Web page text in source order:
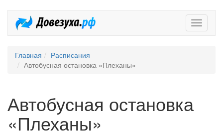
Главная
Расписания
Автобусная остановка «Плеханы»
Автобусная остановка
«Плеханы»